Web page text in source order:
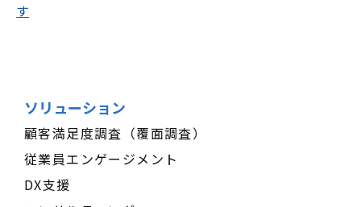
す
ソリューション
顧客満足度調査（覆面調査）
従業員エンゲージメント
DX支援